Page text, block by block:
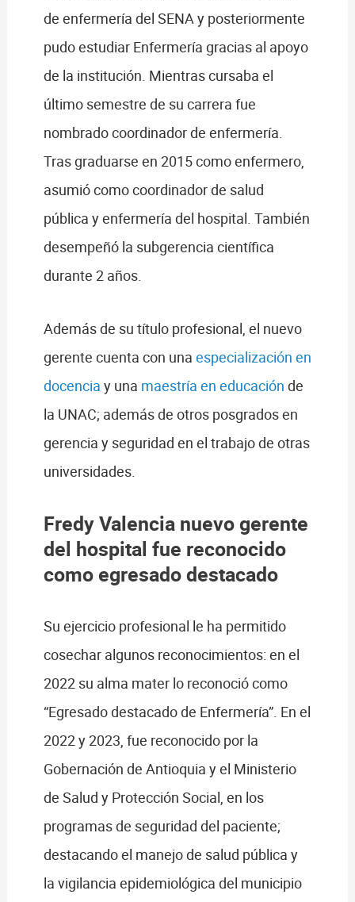
de enfermería del SENA y posteriormente
pudo estudiar Enfermería gracias al apoyo
de la institución. Mientras cursaba el
último semestre de su carrera fue
nombrado coordinador de enfermería.
Tras graduarse en 2015 como enfermero,
asumió como coordinador de salud
pública y enfermería del hospital. También
desempeñó la subgerencia científica
durante 2 años.
Además de su título profesional, el nuevo
gerente cuenta con una especialización en
docencia y una maestría en educación de
la UNAC; además de otros posgrados en
gerencia y seguridad en el trabajo de otras
universidades.
Fredy Valencia nuevo gerente
del hospital fue reconocido
como egresado destacado
Su ejercicio profesional le ha permitido
cosechar algunos reconocimientos: en el
2022 su alma mater lo reconoció como
“Egresado destacado de Enfermería”. En el
2022 y 2023, fue reconocido por la
Gobernación de Antioquia y el Ministerio
de Salud y Protección Social, en los
programas de seguridad del paciente;
destacando el manejo de salud pública y
la vigilancia epidemiológica del municipio